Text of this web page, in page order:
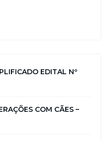
EDITAL Nº
COM CÃES –